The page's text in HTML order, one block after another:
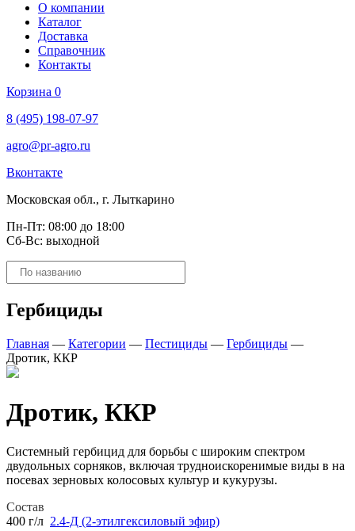
О компании
Каталог
Доставка
Справочник
Контакты
Корзина 0
8 (495) 198-07-97
agro@pr-agro.ru
Вконтакте
Московская обл., г. Лыткарино
Пн-Пт: 08:00 до 18:00
Сб-Вс: выходной
Поиск
товаров
Гербициды
Главная — Категории — Пестициды — Гербициды —
Дротик, ККР
Дротик, ККР
Системный гербицид для борьбы с широким спектром
двудольных сорняков, включая трудноискоренимые виды в на
посевах зерновых колосовых культур и кукурузы.
Состав
400 г/л 2.4-Д (2-этилгексиловый эфир)